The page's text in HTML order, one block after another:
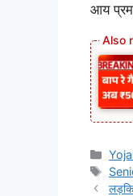
आय